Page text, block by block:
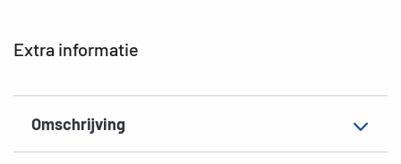
Extra informatie
Omschrijving